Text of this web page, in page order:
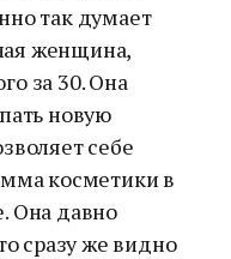
так думает
женщина,
за 30. Она
новую
себе
косметики в
Она давно
сразу же видно